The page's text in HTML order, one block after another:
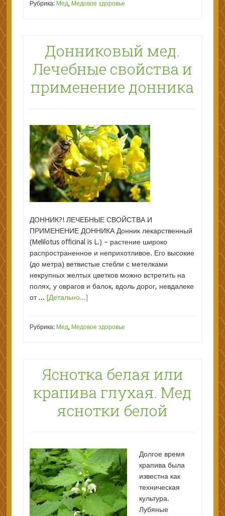
Рубрика: Мед, Медовое здоровье
Донниковый мед.
Лечебные свойства и
применение донника
ДОННИК?! ЛЕЧЕБНЫЕ СВОЙСТВА И
ПРИМЕНЕНИЕ ДОННИКА Донник лекарственный
(Melilotus officinal is L.) – растение широко
распространенное и неприхотливое. Его высокие
(до метра) ветвистые стебли с метелками
некрупных желтых цветков можно встретить на
полях, у оврагов и балок, вдоль дорог, невдалеке
от ... [Детально...]
Рубрика: Мед, Медовое здоровье
Яснотка белая или
крапива глухая. Мед
яснотки белой
Долгое время
крапива была
известна как
техническая
культура.
Лубяные